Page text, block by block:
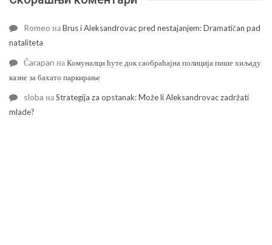
Romeo наBrus i Aleksandrovac pred nestajanjem: Dramatičan pad
nataliteta
Čarapan наКомуналци ћуте док саобраћајна полиција пише хиљаду
казне за бахато паркирање
sloba наStrategija za opstanak: Može li Aleksandrovac zadržati
mlade?